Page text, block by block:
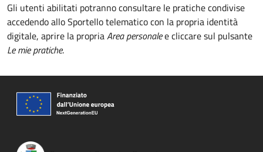
Gli utenti abilitati potranno consultare le pratiche condivise
accedendo allo Sportello telematico con la propria identità
digitale, aprire la propriaArea personalee cliccare sul pulsante
Le mie pratiche.